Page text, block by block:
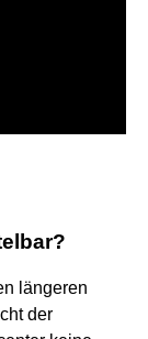
längeren
der